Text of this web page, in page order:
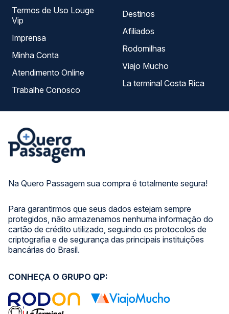
Na Quero Passagem sua compra é totalmente segura!
Para garantirmos que seus dados estejam sempre
protegidos, não armazenamos nenhuma informação do
cartão de crédito utilizado, seguindo os protocolos de
criptografia e de segurança das principais instituições
bancárias do Brasil.
Termos de Uso Louge
Vip
Imprensa
Minha Conta
Atendimento Online
Trabalhe Conosco
Destinos
Afiliados
Rodomilhas
Viajo Mucho
La terminal Costa Rica
CONHEÇA O GRUPO QP: